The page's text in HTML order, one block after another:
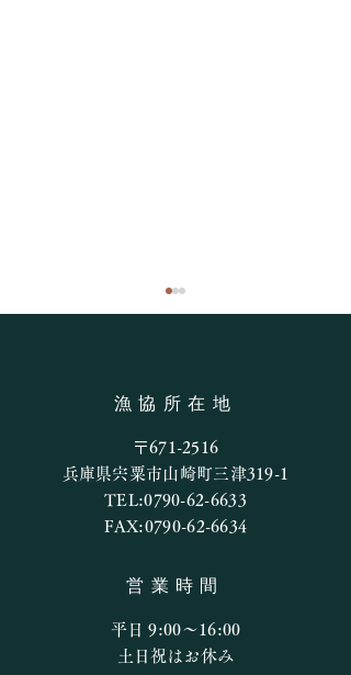
漁協所在地
〒671-2516
兵庫県宍粟市山崎町三津319-1
TEL:0790-62-6633
FAX:0790-62-6634
営業時間
平日 9:00〜16:00
​​土日祝はお休み